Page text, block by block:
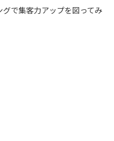
で集客力アップを図ってみ